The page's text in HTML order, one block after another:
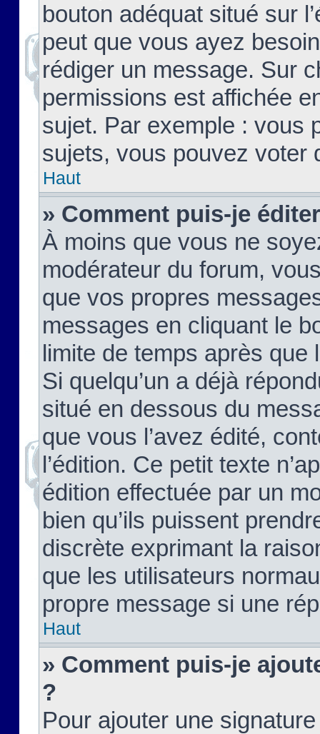
bouton adéquat situé sur
peut que vous ayez
rédiger un message. Sur
permissions est affichée
sujet. Par exemple : vous
sujets, vous pouvez voter
Haut
» Comment puis-je
À moins que vous ne
modérateur du forum,
que vos propres
messages en cliquant le
limite de temps après que
Si quelqu’un a déjà
situé en dessous du
que vous l’avez édité,
l’édition. Ce petit texte
édition effectuée par un
bien qu’ils puissent
discrète exprimant la
que les utilisateurs
propre message si une
Haut
» Comment puis-je
?
Pour ajouter une